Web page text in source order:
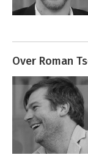
Over Roman